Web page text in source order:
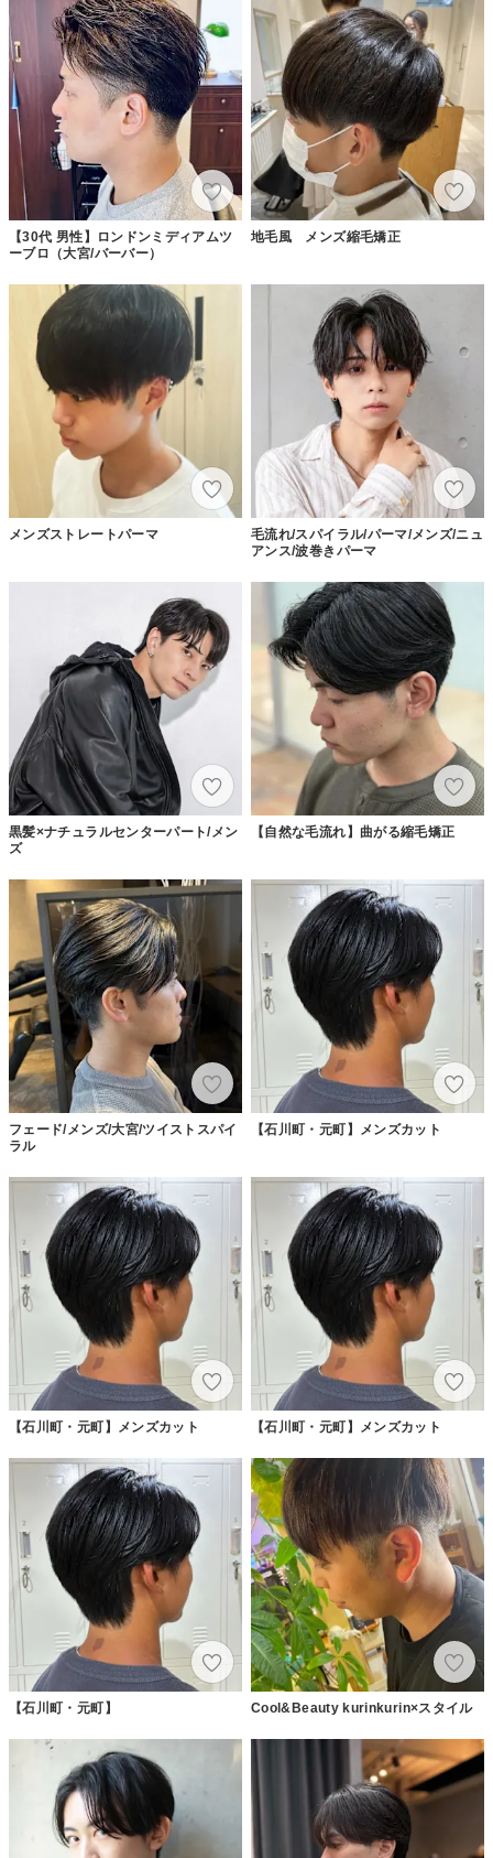
【30代 男性】ロンドンミディアムツ
ーブロ（大宮/バーバー）
地毛風 メンズ縮毛矯正
メンズストレートパーマ
毛流れ/スパイラル/パーマ/メンズ/ニュ
アンス/波巻きパーマ
黒髪×ナチュラルセンターパート/メン
ズ
【自然な毛流れ】曲がる縮毛矯正
フェード/メンズ/大宮/ツイストスパイ
ラル
【石川町・元町】メンズカット
【石川町・元町】メンズカット 【石川町・元町】メンズカット
【石川町・元町】 Cool&Beauty kurinkurin×スタイル